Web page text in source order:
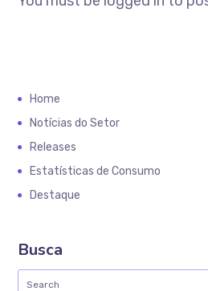
Home
Notícias do Setor
Releases
Estatísticas de Consumo
Destaque
Busca